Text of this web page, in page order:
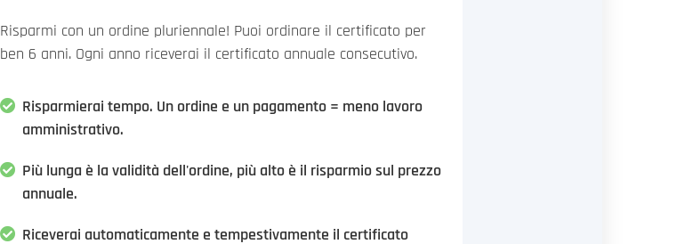
Risparmi con un ordine pluriennale! Puoi ordinare il certificato per
ben 6 anni. Ogni anno riceverai il certificato annuale consecutivo.
Risparmierai tempo. Un ordine e un pagamento = meno lavoro
amministrativo.
Più lunga è la validità dell'ordine, più alto è il risparmio sul prezzo
annuale.
Riceverai automaticamente e tempestivamente il certificato